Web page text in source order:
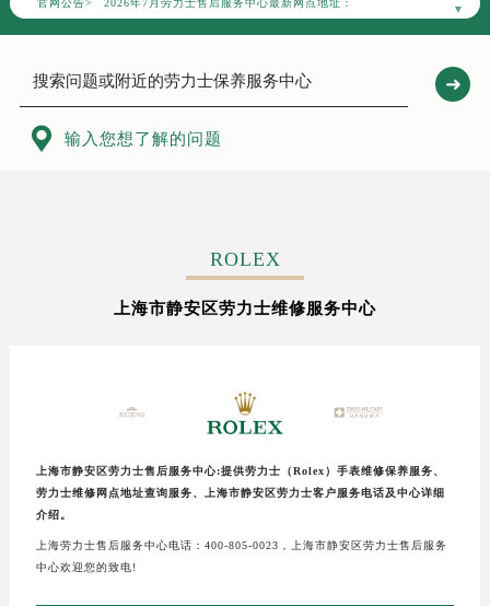
官网公告>
▼
2026年7月劳力士售后服务中心最新网点地址：
上海市徐汇区虹桥路3号港汇中心写字楼2座37层3705室（需提前预约）
上海市黄浦区南京东路299号宏伊国际广场写字楼8层806室劳力士售后服务中心（需提前预约）
 输入您想了解的问题
ROLEX
上海市静安区劳力士维修服务中心
上海市静安区劳力士售后服务中心:提供劳力士（Rolex）手表维修保养服务、
劳力士维修网点地址查询服务、上海市静安区劳力士客户服务电话及中心详细
介绍。
上海劳力士售后服务中心电话：400-805-0023，上海市静安区劳力士售后服务
中心欢迎您的致电!